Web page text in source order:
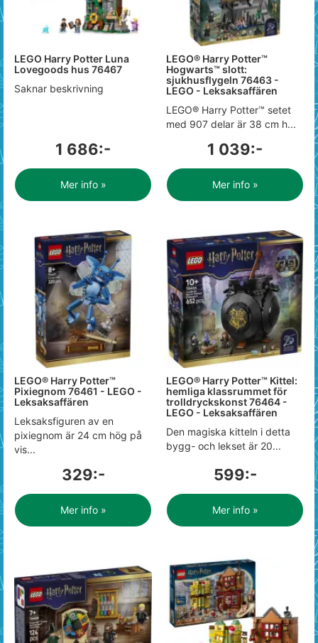
LEGO Harry Potter Luna
Lovegoods hus 76467
Saknar beskrivning
1 686:-
Mer info »
LEGO® Harry Potter™
Hogwarts™ slott:
sjukhusflygeln 76463 -
LEGO - Leksaksaffären
LEGO® Harry Potter™ setet
med 907 delar är 38 cm h...
1 039:-
Mer info »
LEGO® Harry Potter™
Pixiegnom 76461 - LEGO -
Leksaksaffären
Leksaksfiguren av en
pixiegnom är 24 cm hög på
vis...
329:-
Mer info »
LEGO® Harry Potter™ Kittel:
hemliga klassrummet för
trolldryckskonst 76464 -
LEGO - Leksaksaffären
Den magiska kitteln i detta
bygg- och lekset är 20...
599:-
Mer info »